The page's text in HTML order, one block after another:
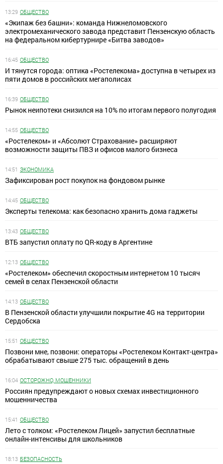
13:29 ОБЩЕСТВО
«Экипаж без башни»: команда Нижнеломовского
электромеханического завода представит Пензенскую область
на федеральном кибертурнире «Битва заводов»
16:45 ОБЩЕСТВО
И тянутся города: оптика «Ростелекома» доступна в четырех из
пяти домов в российских мегаполисах
16:39 ОБЩЕСТВО
Рынок неипотеки снизился на 10% по итогам первого полугодия
14:55 ОБЩЕСТВО
«Ростелеком» и «Абсолют Страхование» расширяют
возможности защиты ПВЗ и офисов малого бизнеса
14:51 ЭКОНОМИКА
Зафиксирован рост покупок на фондовом рынке
14:45 ОБЩЕСТВО
Эксперты телекома: как безопасно хранить дома гаджеты
13:43 ОБЩЕСТВО
ВТБ запустил оплату по QR-коду в Аргентине
12:13 ОБЩЕСТВО
«Ростелеком» обеспечил скоростным интернетом 10 тысяч
семей в селах Пензенской области
14:13 ОБЩЕСТВО
В Пензенской области улучшили покрытие 4G на территории
Сердобска
15:51 ОБЩЕСТВО
Позвони мне, позвони: операторы «Ростелеком Контакт-центра»
обрабатывают свыше 275 тыс. обращений в день
16:04 ОСТОРОЖНО, МОШЕННИКИ
Россиян предупреждают о новых схемах инвестиционного
мошенничества
15:41 ОБЩЕСТВО
Лето с толком: «Ростелеком Лицей» запустил бесплатные
онлайн-интенсивы для школьников
18:13 БЕЗОПАСНОСТЬ